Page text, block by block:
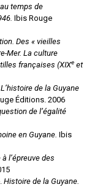
temps de
Ibis Rouge
Des « vieilles
Mer. La culture
françaises (XIXe et
L’histoire de la Guyane
Éditions. 2006
de l’égalité
en Guyane. Ibis
l’épreuve des
Histoire de la Guyane.